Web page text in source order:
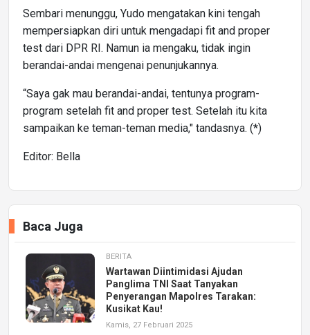
Sembari menunggu, Yudo mengatakan kini tengah
mempersiapkan diri untuk mengadapi fit and proper
test dari DPR RI. Namun ia mengaku, tidak ingin
berandai-andai mengenai penunjukannya.
“Saya gak mau berandai-andai, tentunya program-
program setelah fit and proper test. Setelah itu kita
sampaikan ke teman-teman media," tandasnya. (*)
Editor: Bella
Baca Juga
BERITA
Wartawan Diintimidasi Ajudan
Panglima TNI Saat Tanyakan
Penyerangan Mapolres Tarakan:
Kusikat Kau!
Kamis, 27 Februari 2025